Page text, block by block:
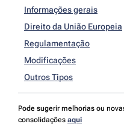
Informações gerais
Direito da União Europeia
Regulamentação
Modificações
Outros Tipos
Pode sugerir melhorias ou
consolidações aqui